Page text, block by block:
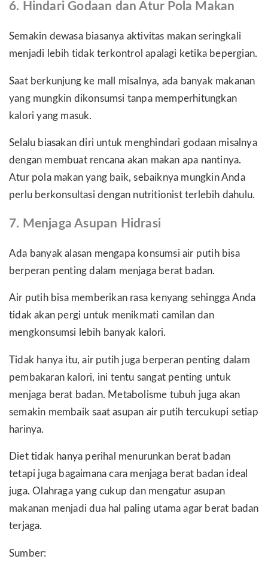
6. Hindari Godaan dan Atur Pola Makan
Semakin dewasa biasanya aktivitas makan seringkali
menjadi lebih tidak terkontrol apalagi ketika bepergian.
Saat berkunjung ke mall misalnya, ada banyak makanan
yang mungkin dikonsumsi tanpa memperhitungkan
kalori yang masuk.
Selalu biasakan diri untuk menghindari godaan misalnya
dengan membuat rencana akan makan apa nantinya.
Atur pola makan yang baik, sebaiknya mungkin Anda
perlu berkonsultasi dengan nutritionist terlebih dahulu.
7. Menjaga Asupan Hidrasi
Ada banyak alasan mengapa konsumsi air putih bisa
berperan penting dalam menjaga berat badan.
Air putih bisa memberikan rasa kenyang sehingga Anda
tidak akan pergi untuk menikmati camilan dan
mengkonsumsi lebih banyak kalori.
Tidak hanya itu, air putih juga berperan penting dalam
pembakaran kalori, ini tentu sangat penting untuk
menjaga berat badan. Metabolisme tubuh juga akan
semakin membaik saat asupan air putih tercukupi setiap
harinya.
Diet tidak hanya perihal menurunkan berat badan
tetapi juga bagaimana cara menjaga berat badan ideal
juga. Olahraga yang cukup dan mengatur asupan
makanan menjadi dua hal paling utama agar berat badan
terjaga.
Sumber: